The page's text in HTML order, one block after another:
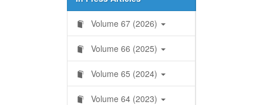
Volume 67 (2026)
Volume 66 (2025)
Volume 65 (2024)
Volume 64 (2023)